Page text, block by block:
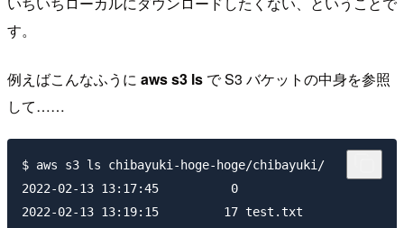
す。
例えばこんなふうに aws s3 ls で S3 バケットの中身を参照
して……
$ aws s3 ls chibayuki-hoge-hoge/chibayuki/
2022-02-13 13:17:45          0
2022-02-13 13:19:15         17 test.txt